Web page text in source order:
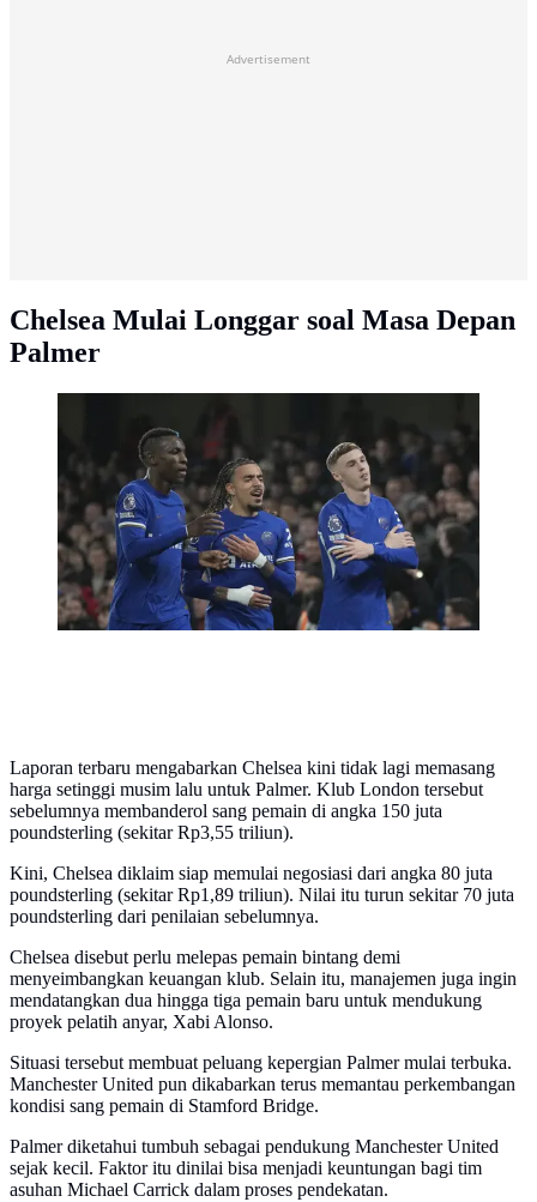
Advertisement
Chelsea Mulai Longgar soal Masa Depan
Palmer
gawang Mancester United yang dicetak Cole Palmer
(kanan) pada laga pekan ke-31 Premier League
2023/2024 di Stamford Bridge, London, Kamis
(4/4/2024). (AP Photo/Kin Cheung)
Laporan terbaru mengabarkan Chelsea kini tidak lagi memasang
harga setinggi musim lalu untuk Palmer. Klub London tersebut
sebelumnya membanderol sang pemain di angka 150 juta
poundsterling (sekitar Rp3,55 triliun).
Kini, Chelsea diklaim siap memulai negosiasi dari angka 80 juta
poundsterling (sekitar Rp1,89 triliun). Nilai itu turun sekitar 70 juta
poundsterling dari penilaian sebelumnya.
Chelsea disebut perlu melepas pemain bintang demi
menyeimbangkan keuangan klub. Selain itu, manajemen juga ingin
mendatangkan dua hingga tiga pemain baru untuk mendukung
proyek pelatih anyar, Xabi Alonso.
Situasi tersebut membuat peluang kepergian Palmer mulai terbuka.
Manchester United pun dikabarkan terus memantau perkembangan
kondisi sang pemain di Stamford Bridge.
Palmer diketahui tumbuh sebagai pendukung Manchester United
sejak kecil. Faktor itu dinilai bisa menjadi keuntungan bagi tim
asuhan Michael Carrick dalam proses pendekatan.